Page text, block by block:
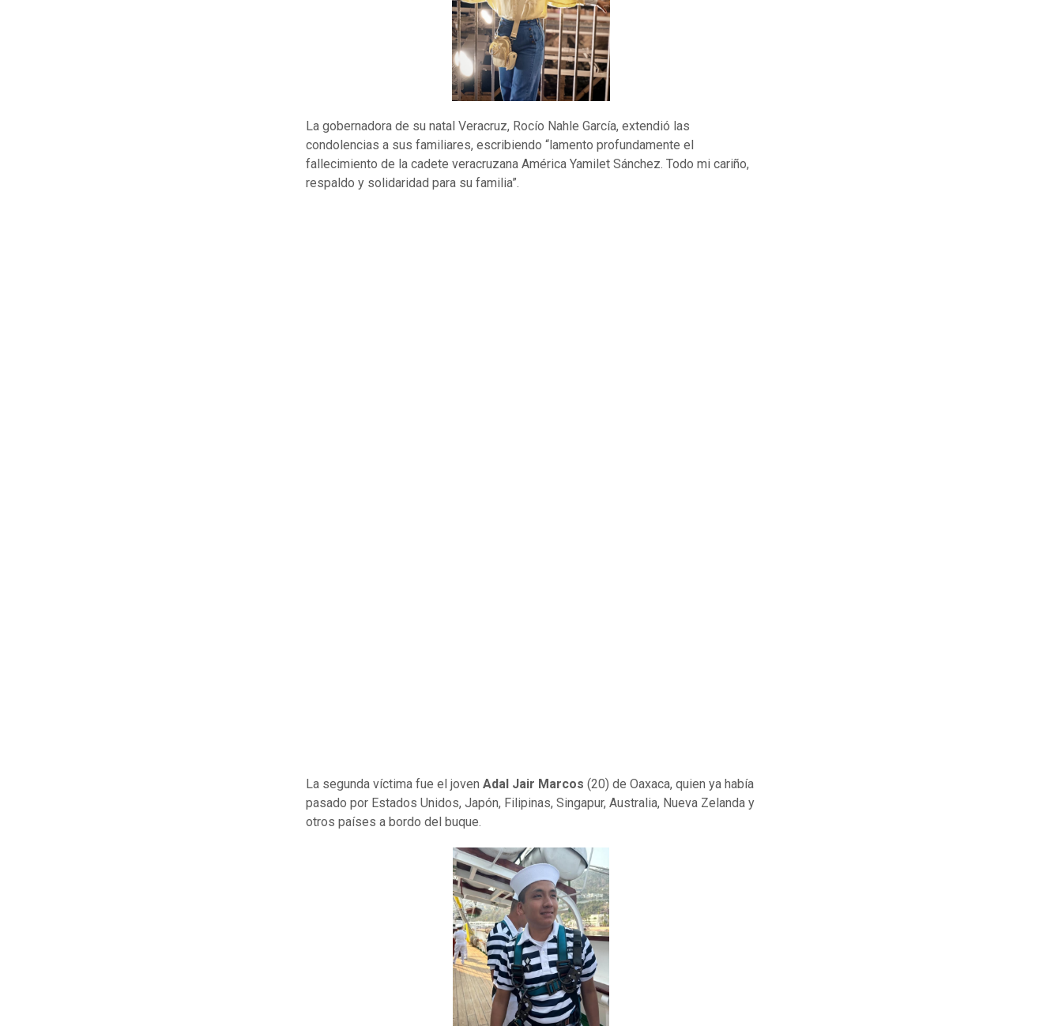
La gobernadora de su natal Veracruz, Rocío Nahle García, extendió las
condolencias a sus familiares, escribiendo “lamento profundamente el
fallecimiento de la cadete veracruzana América Yamilet Sánchez. Todo mi cariño,
respaldo y solidaridad para su familia”.
La segunda víctima fue el joven Adal Jair Marcos (20) de Oaxaca, quien ya había
pasado por Estados Unidos, Japón, Filipinas, Singapur, Australia, Nueva Zelanda y
otros países a bordo del buque.